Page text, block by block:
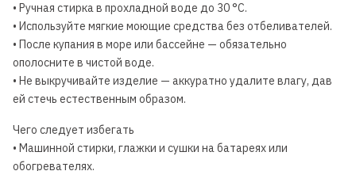
• Ручная стирка в прохладной воде до 30 °C.
• Используйте мягкие моющие средства без отбеливателей.
• После купания в море или бассейне — обязательно
ополосните в чистой воде.
• Не выкручивайте изделие — аккуратно удалите влагу, дав
ей стечь естественным образом.
Чего следует избегать
• Машинной стирки, глажки и сушки на батареях или
обогревателях.